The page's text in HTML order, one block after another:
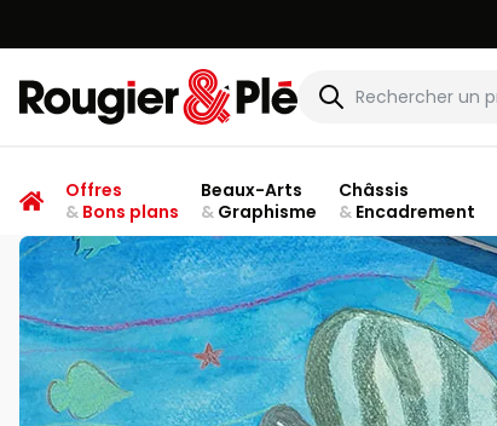
Rougier & Plé
Offres
&Bons plans
Beaux-Arts
&Graphisme
Châssis
&Encadrement